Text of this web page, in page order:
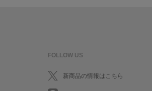
FOLLOW US
新商品の情報はこちら